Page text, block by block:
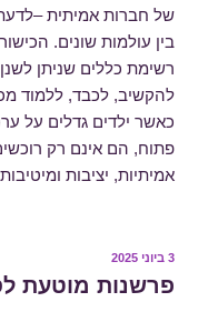
של חברות אמיתית
בין עולמות שונים.
רשימת כללים שניתן
להקשיב, לכבד, ללמוד
כאשר ילדים גדלים על
פתוח, הם אינם רק
אמיתיות, יציבות
פורסם
3 ביוני 2025
פרשנות מוטעת